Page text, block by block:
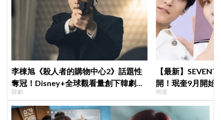
李棟旭《殺人者的購物中心2》話題性
奪冠！Disney+全球觀看量創下韓劇新
紀錄
韓劇
【最新】
開！珉奎9月開始
DINO軍樂隊10月
明星